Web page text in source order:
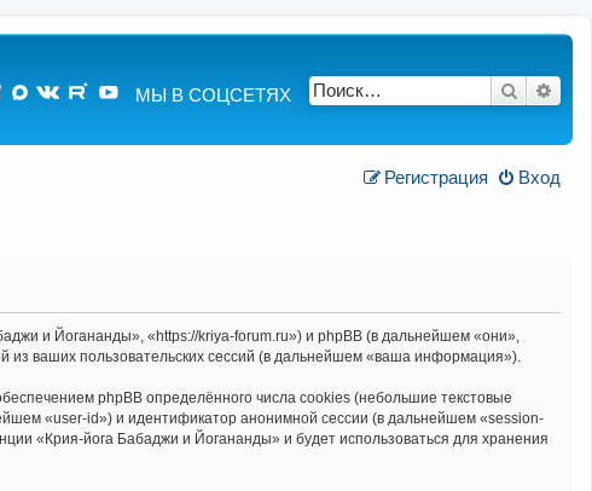
МЫ В СОЦСЕТЯХ Поиск
Вход
Регистрация
и Йогананды», «https://kriya-forum.ru») и phpBB (в дальнейшем «они»,
ваших пользовательских сессий (в дальнейшем «ваша информация»).
phpBB определённого числа cookies (небольшие текстовые
«user-id») и идентификатор анонимной сессии (в дальнейшем «session-
«Крия-йога Бабаджи и Йогананды» и будет использоваться для хранения